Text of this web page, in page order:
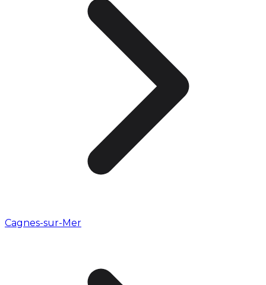
Cagnes-sur-Mer